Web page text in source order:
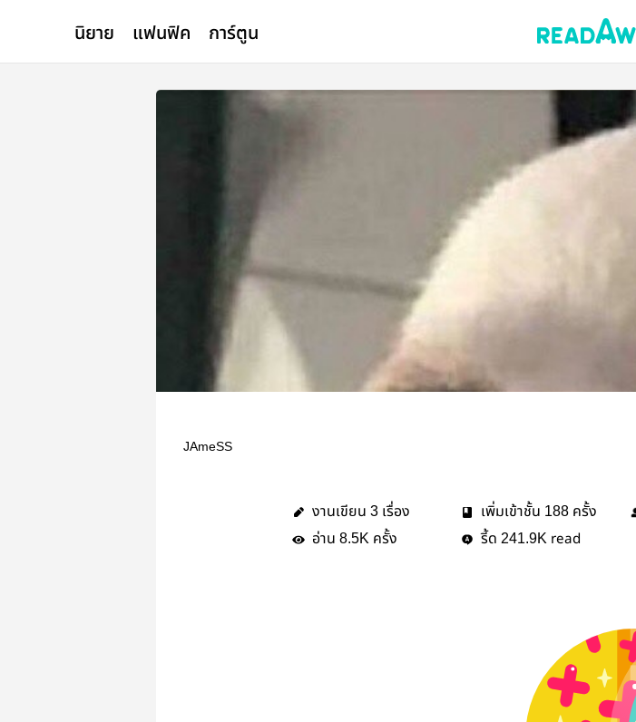
นิยาย แฟนฟิค การ์ตูน
JAmeSS
งานเขียน 3 เรื่อง เพิ่มเข้าชั้น 188 ครั้ง
อ่าน 8.5K ครั้ง รี้ด 241.9K read